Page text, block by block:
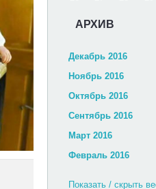
АРХИВ
Декабрь 2016
Ноябрь 2016
Октябрь 2016
Сентябрь 2016
Март 2016
Февраль 2016
Показать / скрыть